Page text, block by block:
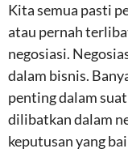
Kita semua pasti
atau pernah
negosiasi.
dalam bisnis.
penting dalam
dilibatkan dalam
keputusan yang